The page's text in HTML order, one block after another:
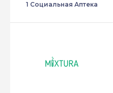
1 Социальная Аптека